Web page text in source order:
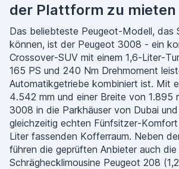
der Plattform zu mieten
Das beliebteste Peugeot-Modell, das
können, ist der Peugeot 3008 - ein
Crossover-SUV mit einem 1,6-Liter-
165 PS und 240 Nm Drehmoment
Automatikgetriebe kombiniert ist. Mit
4.542 mm und einer Breite von 1.895
3008 in die Parkhäuser von Dubai
gleichzeitig echten Fünfsitzer-
Liter fassenden Kofferraum. Neben
führen die geprüften Anbieter auch die
Schräghecklimousine Peugeot 208